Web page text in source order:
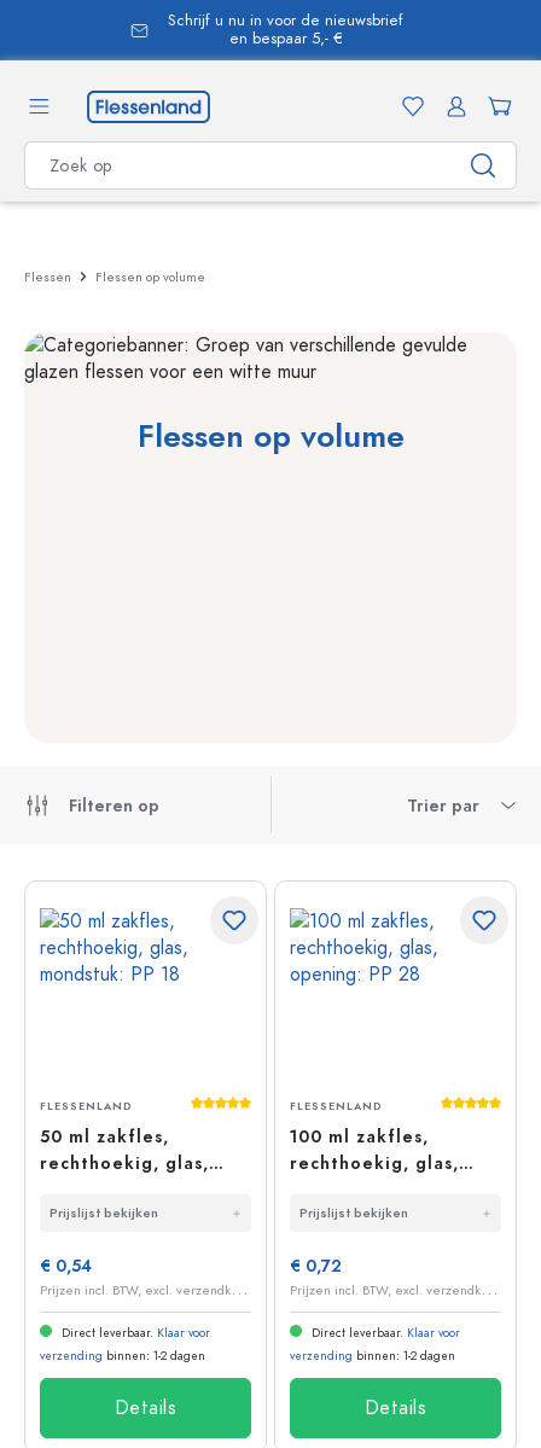
Schrijf u nu in voor de nieuwsbrief
en bespaar 5,- €
Flessen Flessen op volume
Flessen op volume
Filteren op Trier par
Gemiddelde waardering van 5 van 5
FLESSENLAND
50 ml zakfles,
rechthoekig, glas,
Prijslijst bekijken
€ 0,54
P
rijzen incl. BTW, excl. verzendkosten
Direct leverbaar. Klaar voor
verzending binnen: 1-2 dagen
Details
FLESSENLAND
100 ml zakfles,
rechthoekig, glas,
Prijslijst bekijken
€ 0,72
P
rijzen incl. BTW, excl. verzendkosten
Direct leverbaar. Klaar voor
verzending binnen: 1-2 dagen
Details